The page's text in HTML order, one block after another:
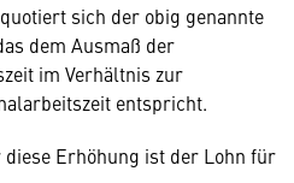
sich der obig genannte
dem Ausmaß der
im Verhältnis zur
entspricht.
Erhöhung ist der Lohn für